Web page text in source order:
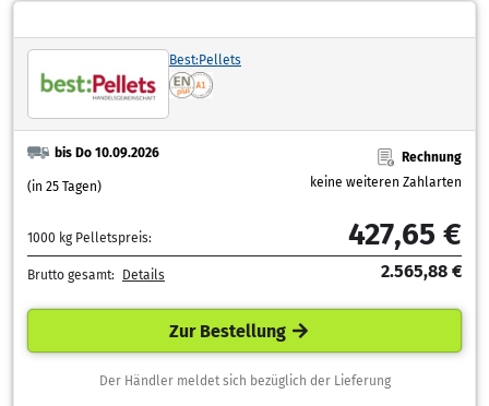
Best:Pellets
bis Do 10.09.2026
(in 25 Tagen)
Rechnung
keine weiteren Zahlarten
1000 kg Pelletspreis: 427,65 €
Brutto gesamt: Details 2.565,88 €
Zur Bestellung
Der Händler meldet sich bezüglich der Lieferung